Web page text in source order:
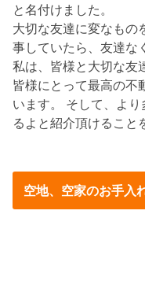
と名付けました。
大切な友達に変なもの
事していたら、友達な
私は、皆様と大切な友
皆様にとって最高の不
います。 そして、よ
るよと紹介頂けること
空地、空家のお手入